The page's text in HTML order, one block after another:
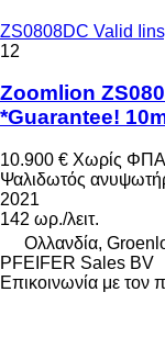
ZS0808DC Valid
12
Zoomlion
*Guarantee!
10.900 € Χωρίς ΦΠΑ
Ψαλιδωτός
2021
142 ωρ./λειτ.
Ολλανδία,
PFEIFER Sales BV
Επικοινωνία με τον